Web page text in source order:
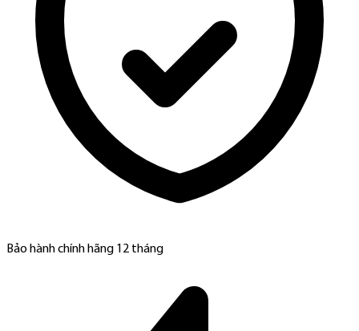
Bảo hành chính hãng 12 tháng